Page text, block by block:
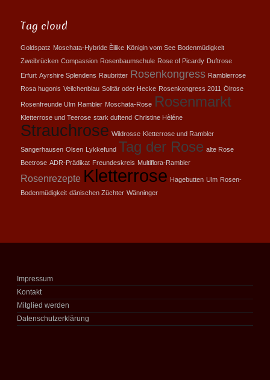
Tag cloud
Goldspatz Moschata-Hybride Èilike Königin vom See Bodenmüdigkeit
Zweibrücken Compassion Rosenbaumschule Rose of Picardy Duftrose
Erfurt Ayrshire Splendens Raubritter Rosenkongress Ramblerrose
Rosa hugonis Veilchenblau Solitär oder Hecke Rosenkongress 2011 Ölrose
Rosenfreunde Ulm Rambler Moschata-Rose Rosenmarkt
Kletterrose und Teerose stark duftend Christine Hèléne
Strauchrose Wildrosse Kletterrose und Rambler
Sangerhausen Olsen Lykkefund Tag der Rose alte Rose
Beetrose ADR-Prädikat Freundeskreis Multiflora-Rambler
Rosenrezepte Kletterrose Hagebutten Ulm Rosen-
Bodenmüdigkeit dänischen Züchter Wänninger
Impressum
Kontakt
Mitglied werden
Datenschutzerklärung